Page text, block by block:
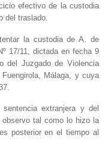
efectivo de la custodia
del traslado.
la custodia de A. de
17/11, dictada en fecha 9
del Juzgado de Violencia
Málaga, y cuya
extranjera y del
tal como lo hizo la
posterior en el tiempo al